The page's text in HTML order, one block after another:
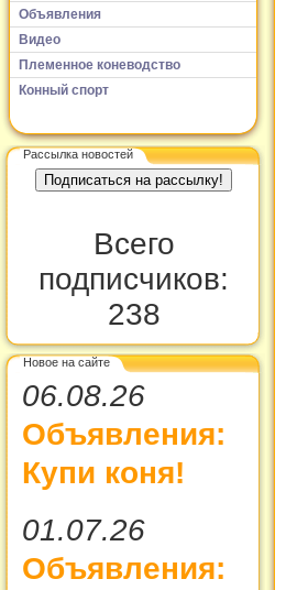
Объявления
Видео
Племенное коневодство
Конный спорт
Рассылка новостей
Всего
подписчиков:
238
Новое на сайте
06.08.26
Объявления:
Купи коня!
01.07.26
Объявления: